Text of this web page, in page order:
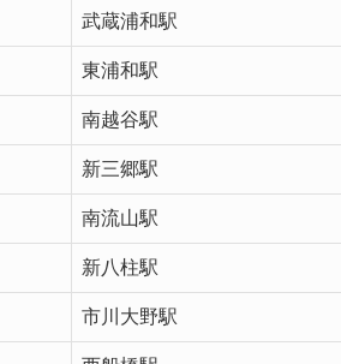
武蔵浦和駅
東浦和駅
南越谷駅
新三郷駅
南流山駅
新八柱駅
市川大野駅